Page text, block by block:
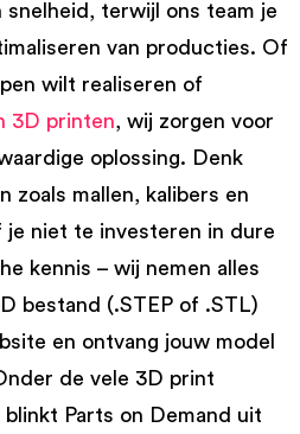
snelheid, terwijl ons team je
van producties. Of
wilt realiseren of
3D printen, wij zorgen voor
oplossing. Denk
zoals mallen, kalibers en
je niet te investeren in dure
kennis – wij nemen alles
bestand (.STEP of .STL)
en ontvang jouw model
de vele 3D print
Parts on Demand uit